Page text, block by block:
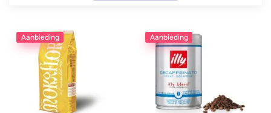
Aanbieding Aanbieding